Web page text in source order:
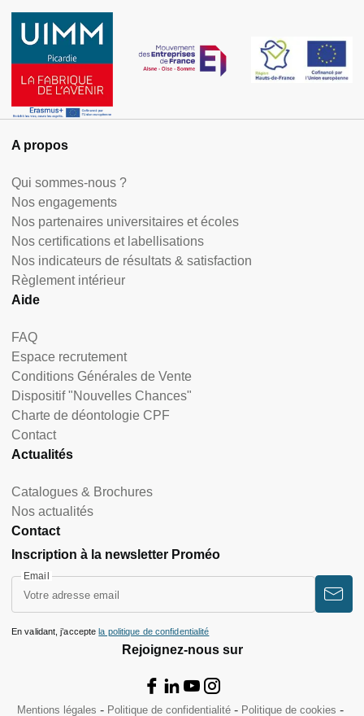
A propos
Qui sommes-nous ?
Nos engagements
Nos partenaires universitaires et écoles
Nos certifications et labellisations
Nos indicateurs de résultats & satisfaction
Règlement intérieur
Aide
FAQ
Espace recrutement
Conditions Générales de Vente
Dispositif "Nouvelles Chances"
Charte de déontologie CPF
Contact
Actualités
Catalogues & Brochures
Nos actualités
Contact
Rejoignez-nous sur
Inscription à la newsletter Proméo
Email
En validant, j’accepte la politique de confidentialité
Mentions légales Politique de confidentialité Politique de cookies